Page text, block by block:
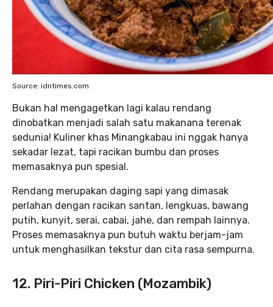
Source: idntimes.com
Bukan hal mengagetkan lagi kalau rendang
dinobatkan menjadi salah satu makanana terenak
sedunia! Kuliner khas Minangkabau ini nggak hanya
sekadar lezat, tapi racikan bumbu dan proses
memasaknya pun spesial.
Rendang merupakan daging sapi yang dimasak
perlahan dengan racikan santan, lengkuas, bawang
putih, kunyit, serai, cabai, jahe, dan rempah lainnya.
Proses memasaknya pun butuh waktu berjam-jam
untuk menghasilkan tekstur dan cita rasa sempurna.
12. Piri-Piri Chicken (Mozambik)